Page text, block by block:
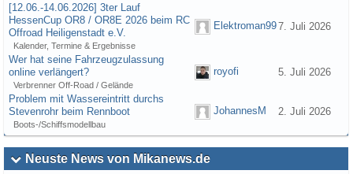
[12.06.-14.06.2026] 3ter Lauf
HessenCup OR8 / OR8E 2026 beim RC
Offroad Heiligenstadt e.V.
Kalender, Termine & Ergebnisse
Elektroman997. Juli 2026
Wer hat seine Fahrzeugzulassung
online verlängert?
Verbrenner Off-Road / Gelände
royofi 5. Juli 2026
Problem mit Wassereintritt durchs
Stevenrohr beim Rennboot
Boots-/Schiffsmodellbau
JohannesM 2. Juli 2026
Neuste News von Mikanews.de